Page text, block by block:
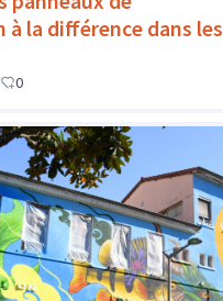
la différence dans les
0